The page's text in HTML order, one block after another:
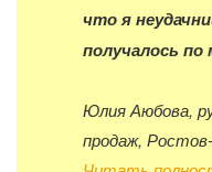
что я
получалось
Юлия Аюбова,
продаж,